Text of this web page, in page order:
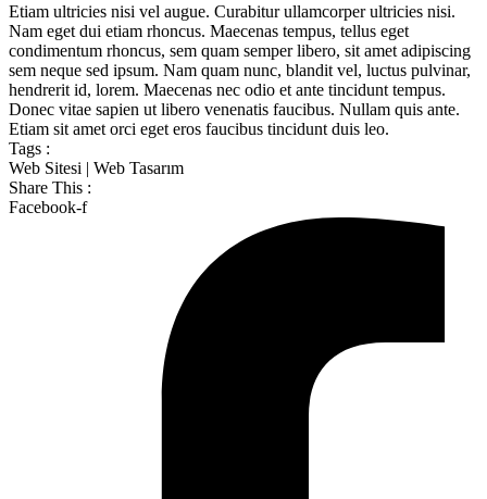
Etiam ultricies nisi vel augue. Curabitur ullamcorper ultricies nisi.
Nam eget dui etiam rhoncus. Maecenas tempus, tellus eget
condimentum rhoncus, sem quam semper libero, sit amet adipiscing
sem neque sed ipsum. Nam quam nunc, blandit vel, luctus pulvinar,
hendrerit id, lorem. Maecenas nec odio et ante tincidunt tempus.
Donec vitae sapien ut libero venenatis faucibus. Nullam quis ante.
Etiam sit amet orci eget eros faucibus tincidunt duis leo.
Tags :
Web Sitesi | Web Tasarım
Share This :
Facebook-f